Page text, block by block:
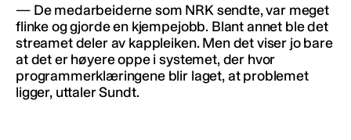
— De medarbeiderne som NRK sendte, var meget
flinke og gjorde en kjempejobb. Blant annet ble det
streamet deler av kappleiken. Men det viser jo bare
at det er høyere oppe i systemet, der hvor
programmerklæringene blir laget, at problemet
ligger, uttaler Sundt.